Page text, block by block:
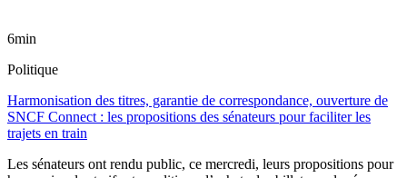
6min
Politique
Harmonisation des titres, garantie de correspondance, ouverture de
SNCF Connect : les propositions des sénateurs pour faciliter les
trajets en train
Les sénateurs ont rendu public, ce mercredi, leurs propositions pour